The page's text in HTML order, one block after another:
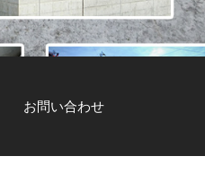
お問い合わせ